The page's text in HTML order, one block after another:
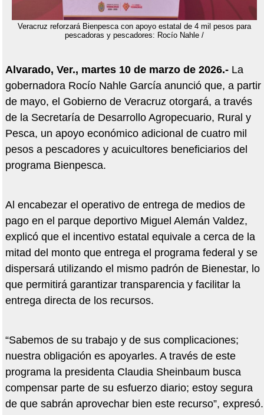
Veracruz reforzará Bienpesca con apoyo estatal de 4 mil pesos para
pescadoras y pescadores: Rocío Nahle /
Alvarado, Ver., martes 10 de marzo de 2026.- La
gobernadora Rocío Nahle García anunció que, a partir
de mayo, el Gobierno de Veracruz otorgará, a través
de la Secretaría de Desarrollo Agropecuario, Rural y
Pesca, un apoyo económico adicional de cuatro mil
pesos a pescadores y acuicultores beneficiarios del
programa Bienpesca.
Al encabezar el operativo de entrega de medios de
pago en el parque deportivo Miguel Alemán Valdez,
explicó que el incentivo estatal equivale a cerca de la
mitad del monto que entrega el programa federal y se
dispersará utilizando el mismo padrón de Bienestar, lo
que permitirá garantizar transparencia y facilitar la
entrega directa de los recursos.
“Sabemos de su trabajo y de sus complicaciones;
nuestra obligación es apoyarles. A través de este
programa la presidenta Claudia Sheinbaum busca
compensar parte de su esfuerzo diario; estoy segura
de que sabrán aprovechar bien este recurso”, expresó.